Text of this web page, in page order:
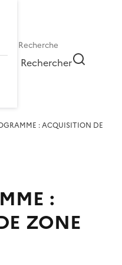
Rechercher
: ACQUISITION DE
:
ZONE